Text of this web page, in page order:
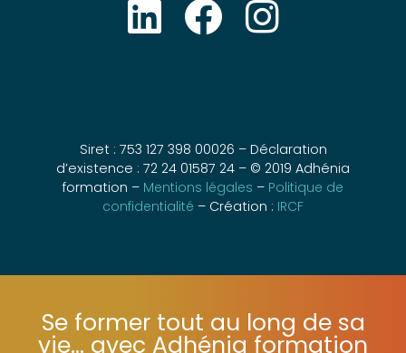
Siret : 753 127 398 00026 – Déclaration
d’existence : 72 24 01587 24 – © 2019 Adhénia
formation –Mentions légales– Politique de
Se former tout au long de sa